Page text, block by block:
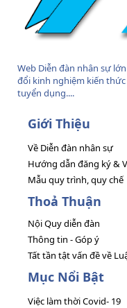
Web Diễn đàn nhân sự
đổi kinh nghiệm kiến
tuyển dụng....
Giới Thiệu
Về Diễn đàn nhân sự
Hướng dẫn đăng ký &
Mẫu quy trình, quy chế
Thoả Thuận
Nội Quy diễn đàn
Thông tin - Góp ý
Tất tần tật vấn đề về
Mục Nổi Bật
Việc làm thời Covid- 19